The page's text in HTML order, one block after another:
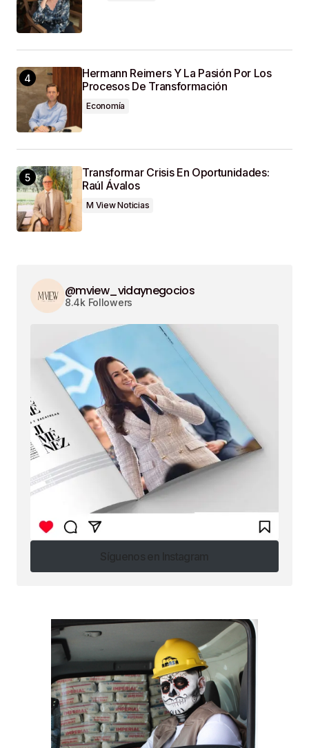
Hermann Reimers Y La Pasión Por Los
Procesos De Transformación
Economía
Transformar Crisis En Oportunidades:
Raúl Ávalos
M View Noticias
@mview_vidaynegocios
8.4k Followers
Síguenos en Instagram